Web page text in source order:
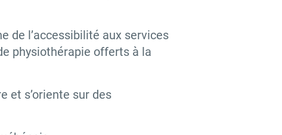
de l’accessibilité aux services
physiothérapie offerts à la
et s’oriente sur des